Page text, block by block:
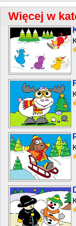
Więcej w